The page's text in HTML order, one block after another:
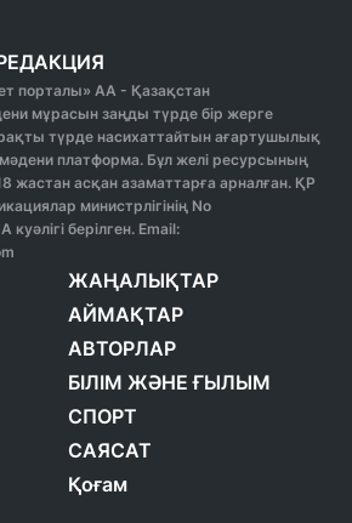
порталы» АА - Қазақстан
мұрасын заңды түрде бір жерге
түрде насихаттайтын ағартушылық
платформа. Бұл желі ресурсының
жастан асқан азаматтарға арналған. ҚР
министрлігінің No
берілген. Email:
ЖАҢАЛЫҚТАР
АЙМАҚТАР
АВТОРЛАР
БІЛІМ ЖӘНЕ ҒЫЛЫМ
СПОРТ
САЯСАТ
Қоғам